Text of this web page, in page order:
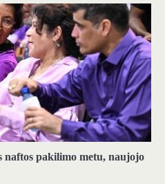
pakilimo metu, naujojo